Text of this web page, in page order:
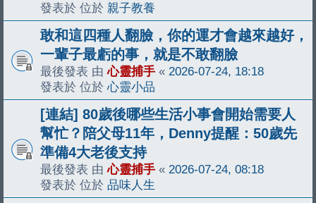
發表於 位於 親子教養
敢和這四種人翻臉，你的運才會越來越好，
一輩子最虧的事，就是不敢翻臉
最後發表 由心靈捕手 « 2026-07-24, 18:18
發表於 位於心靈小品
[連結] 80歲後哪些生活小事會開始需要人
幫忙？陪父母11年，Denny提醒：50歲先
準備4大老後支持
最後發表 由心靈捕手 « 2026-07-24, 08:18
發表於 位於 品味人生